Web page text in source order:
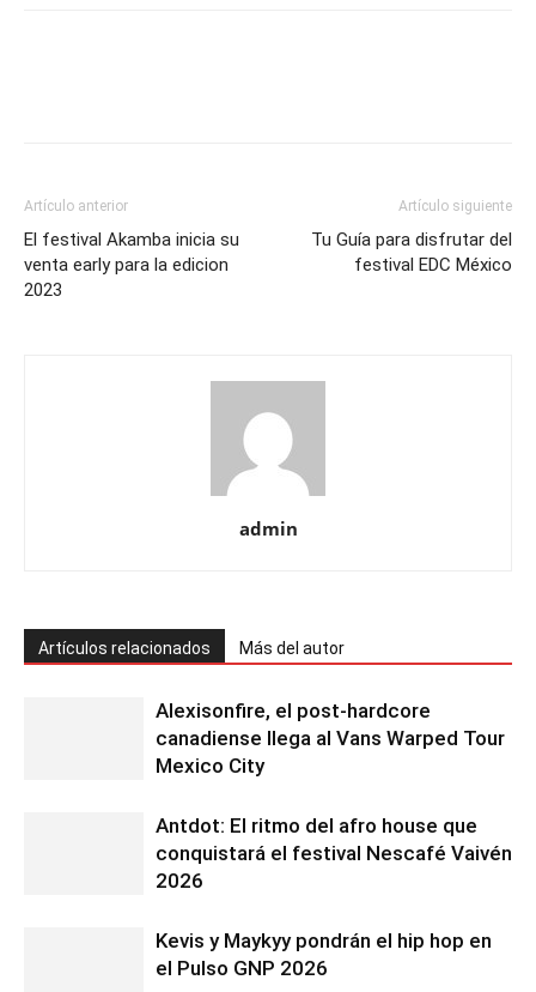
Artículo anterior
El festival Akamba inicia su
venta early para la edicion
2023
Artículo siguiente
Tu Guía para disfrutar del
festival EDC México
admin
Artículos relacionados Más del autor
Alexisonfire, el post-hardcore
canadiense llega al Vans Warped Tour
Mexico City
Antdot: El ritmo del afro house que
conquistará el festival Nescafé Vaivén
2026
Kevis y Maykyy pondrán el hip hop en
el Pulso GNP 2026